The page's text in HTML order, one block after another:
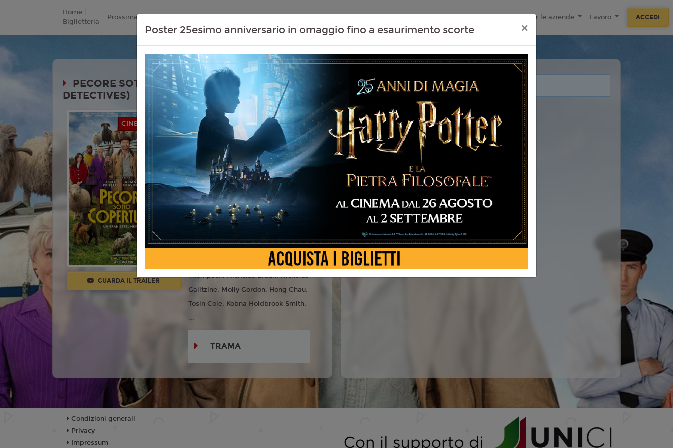
Home |
Biglietteria
Prossimamente Listino Prezzi Contenuti Extra Proiezioni Scolastiche Eventi Passati Tecnologie F.A.Q Per le aziende Lavoro ACCEDI
PECORE SOTTO COPERTURA (THE SHEEP
DETECTIVES)
CINEMA IN FESTA
GUARDA IL TRAILER
Durata: 109 min
Genere:Commedia, Famiglia,
Mistero
Lingua:Italiano
Età
T
Kyle Balda
Anno:2025
Hugh Jackman, Emma
Thompson, Nicholas Braun, Nicholas
Galitzine, Molly Gordon, Hong Chau,
Tosin Cole, Kobna Holdbrook Smith,
...
TRAMA
Non ci sono spettacoli legati a questo evento.
Poster 25esimo anniversario in omaggio fino a esaurimento scorte ×
Condizioni generali
Privacy
Impressum